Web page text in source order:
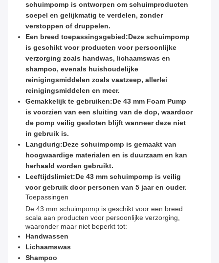
schuimpomp is ontworpen om schuimproducten
soepel en gelijkmatig te verdelen, zonder
verstoppen of druppelen.
Een breed toepassingsgebied:Deze schuimpomp
is geschikt voor producten voor persoonlijke
verzorging zoals handwas, lichaamswas en
shampoo, evenals huishoudelijke
reinigingsmiddelen zoals vaatzeep, allerlei
reinigingsmiddelen en meer.
Gemakkelijk te gebruiken:De 43 mm Foam Pump
is voorzien van een sluiting van de dop, waardoor
de pomp veilig gesloten blijft wanneer deze niet
in gebruik is.
Langdurig:Deze schuimpomp is gemaakt van
hoogwaardige materialen en is duurzaam en kan
herhaald worden gebruikt.
Leeftijdslimiet:De 43 mm schuimpomp is veilig
voor gebruik door personen van 5 jaar en ouder.
Toepassingen
De 43 mm schuimpomp is geschikt voor een breed
scala aan producten voor persoonlijke verzorging,
waaronder maar niet beperkt tot:
Handwassen
Lichaamswas
Shampoo